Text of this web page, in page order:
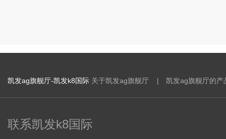
凯发ag旗舰厅-凯发k8国际 关于凯发ag旗舰厅 | 凯发ag旗舰厅的
联系凯发k8国际